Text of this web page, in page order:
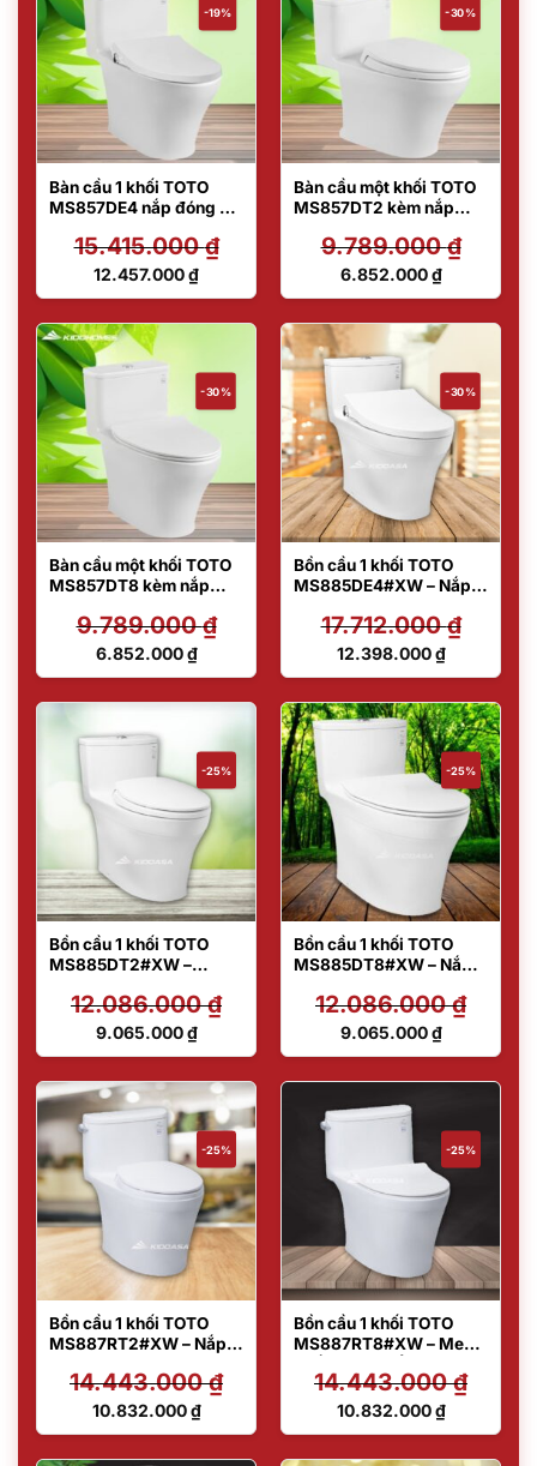
-19%
Bàn cầu 1 khối TOTO
MS857DE4 nắp đóng êm
TCW1211A
15.415.000₫
Giá
15.415.000 ₫.
12.457.000₫
Giá
tại
là:
12.457.000 ₫.
-30%
Bàn cầu một khối TOTO
MS857DT2 kèm nắp
9.789.000₫
Giá
9.789.000 ₫.
6.852.000₫
Giá
là:
6.852.000 ₫.
-30%
Bàn cầu một khối TOTO
MS857DT8 kèm nắp
9.789.000₫
Giá
9.789.000 ₫.
6.852.000₫
Giá
là:
6.852.000 ₫.
-30%
Bồn cầu 1 khối TOTO
MS885DE4#XW – Nắp
17.712.000₫
Giá
17.712.000 ₫.
12.398.000₫
Giá
tại
là:
12.398.000 ₫.
-25%
Bồn cầu 1 khối TOTO
MS885DT2#XW –
12.086.000₫
Giá
12.086.000 ₫.
9.065.000₫
Giá
tại
là:
9.065.000 ₫.
-25%
Bồn cầu 1 khối TOTO
MS885DT8#XW – Nắp
12.086.000₫
Giá
12.086.000 ₫.
9.065.000₫
Giá
là:
9.065.000 ₫.
-25%
Bồn cầu 1 khối TOTO
MS887RT2#XW – Nắp
14.443.000₫
Giá
10.832.000₫
Giá
-25%
Bồn cầu 1 khối TOTO
MS887RT8#XW – Men
14.443.000₫
Giá
10.832.000₫
Giá